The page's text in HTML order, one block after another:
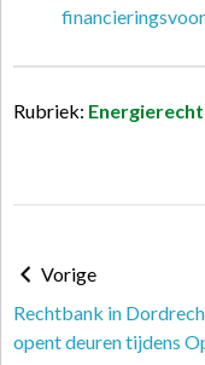
Rubriek: Energierecht
Vorige
Rechtbank in
opent deuren tijdens